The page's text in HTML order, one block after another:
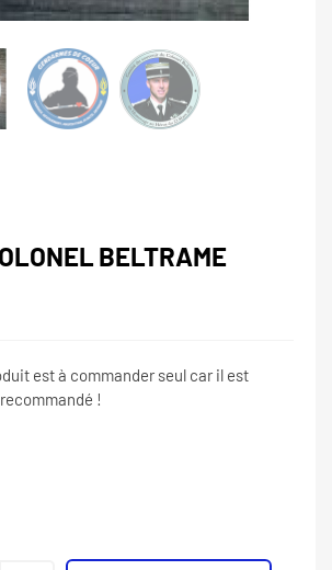
BELTRAME
est à commander seul car il est
!